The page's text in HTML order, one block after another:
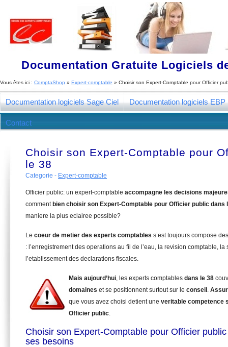
Documentation Gratuite Logiciels
Vous êtes ici : ComptaShop » Expert-comptable » Choisir son Expert-Comptable pour Officier
Documentation logiciels Sage Ciel Documentation logiciels EBP
Contact
Choisir son Expert-Comptable pour
le 38
Categorie - Expert-comptable
Officier public: un expert-comptable accompagne les decisions
comment bien choisir son Expert-Comptable pour Officier public dans
maniere la plus eclairee possible?
Le coeur de metier des experts comptables s’est toujours compose
: l’enregistrement des operations au fil de l’eau, la revision comptable, la
l’etablissement des declarations fiscales.
Mais aujourd’hui, les experts comptables dans le 38
domaines et se positionnent surtout sur le conseil .
que vous avez choisi detient une veritable competence
Officier public.
Choisir son Expert-Comptable pour Officier
ses besoins